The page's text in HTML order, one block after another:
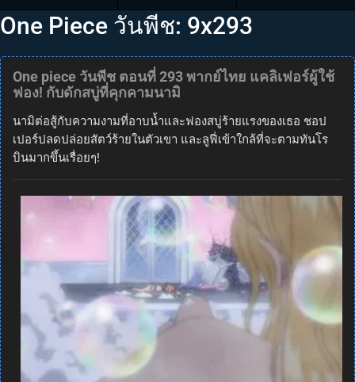
One Piece วันพีช: 9x293
One piece วันพีช ตอนที่ 293 พากย์ไทย แคลิเฟอร์ผู้ใช้
ฟอง! กับดักสบู่ที่คุกคามนามิ
นามิต่อสู้กับความงามที่อาบน้ำและฟองสบู่ร้ายแรงของเธอ ชอป
เปอร์ปลดปล่อยสัตว์ร้ายในตัวเขา และลูฟี่เข้าใกล้ที่จะตามทันโร
บินมากขึ้นเรื่อยๆ!